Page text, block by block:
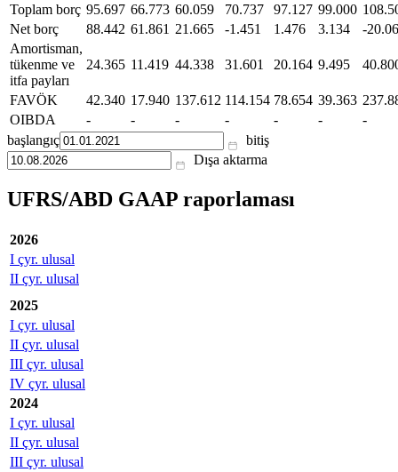
Toplam borç 95.697 66.773 60.059 70.737 97.127 99.000
Net borç
88.442 61.861 21.665 -1.451 1.476 3.134
-
Amortisman,
tükenme ve
itfa payları
24.365 11.419 44.338 31.601 20.164 9.495
FAVÖK 42.340 17.940 137.612 114.154 78.654 39.363
OIBDA
- - - - - -
-
başlangıç
bitiş
Dışa aktarma
UFRS/ABD GAAP raporlaması
2026
I çyr. ulusal
II çyr. ulusal
2025
I çyr. ulusal
II çyr. ulusal
III çyr. ulusal
IV çyr. ulusal
2024
I çyr. ulusal
II çyr. ulusal
III çyr. ulusal